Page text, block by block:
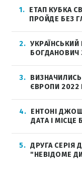
1
ЕТАП КУБКА
ПРОЙДЕ БЕЗ
2
УКРАЇНСЬКИЙ
БОГДАНОВИЧ
3
ВИЗНАЧИЛИСЬ
ЄВРОПИ 2022
4
ЕНТОНІ
ДАТА І МІСЦЕ
5
ДРУГА СЕРІЯ
"НЕВІДОМЕ